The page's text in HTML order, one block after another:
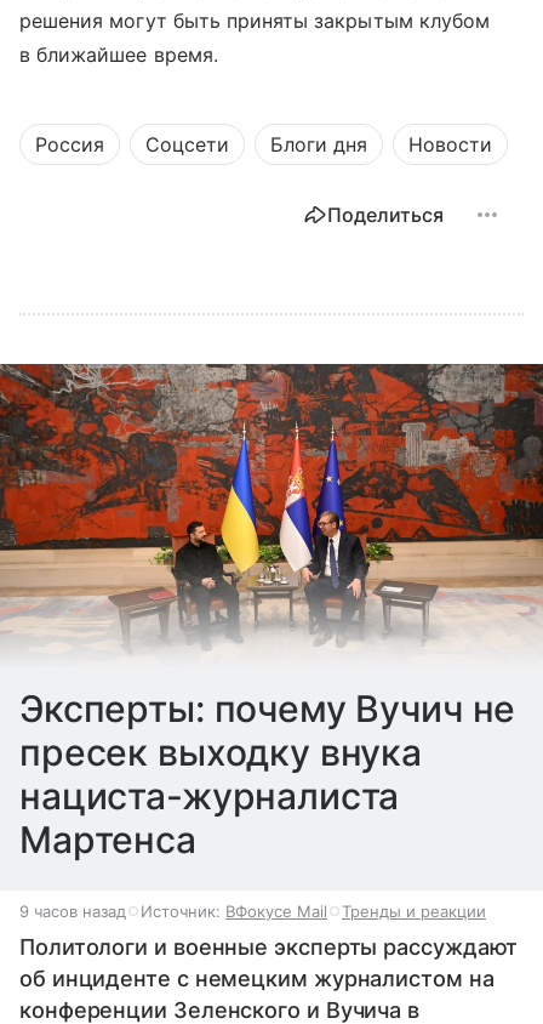
решения могут быть приняты закрытым клубом
в ближайшее время.
Россия Соцсети Блоги дня Новости
Поделиться
Эксперты: почему Вучич не
пресек выходку внука
нациста-журналиста
Мартенса
9 часов назад Источник: ВФокусе Mail Тренды и реакции
Политологи и военные эксперты рассуждают
об инциденте с немецким журналистом на
конференции Зеленского и Вучича в